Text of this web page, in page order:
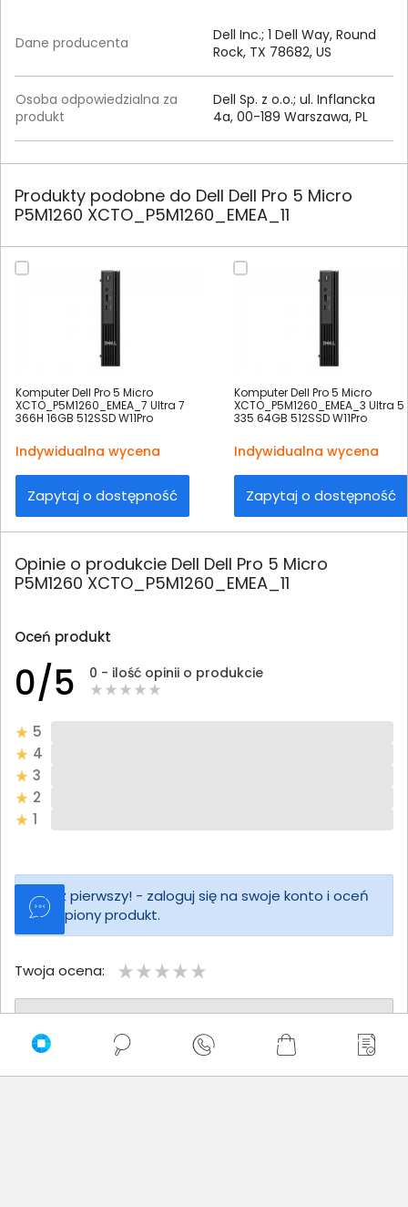
Dane producenta
Dell Inc.; 1 Dell Way, Round
Rock, TX 78682, US
Osoba odpowiedzialna za
produkt
Dell Sp. z o.o.; ul. Inflancka
4a, 00-189 Warszawa, PL
Produkty podobne do Dell Dell Pro 5 Micro
P5M1260 XCTO_P5M1260_EMEA_11
Komputer Dell Pro 5 Micro
XCTO_P5M1260_EMEA_7 Ultra 7
366H 16GB 512SSD W11Pro
Indywidualna wycena
Zapytaj o dostępność
Komputer Dell Pro 5 Micro
XCTO_P5M1260_EMEA_3 Ultra 5
335 64GB 512SSD W11Pro
Indywidualna wycena
Zapytaj o dostępność
Opinie o produkcie Dell Dell Pro 5 Micro
P5M1260 XCTO_P5M1260_EMEA_11
Oceń produkt
0/5 0 - ilość opinii o produkcie
5
4
3
2
1
Bądź pierwszy! - zaloguj się na swoje konto i oceń
zakupiony produkt.
Twoja ocena:
Twoje imię
Twoja opinia